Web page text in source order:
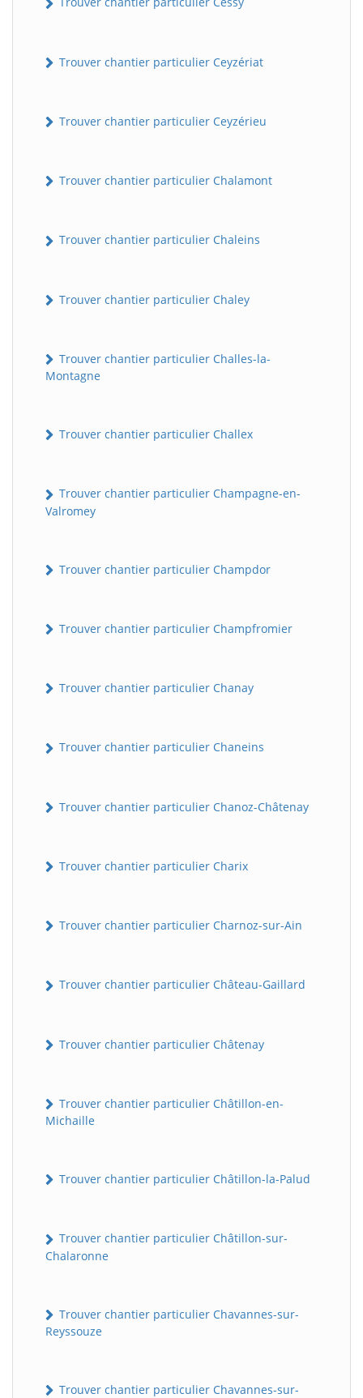
Trouver chantier particulier Ceyzériat
Trouver chantier particulier Ceyzérieu
Trouver chantier particulier Chalamont
Trouver chantier particulier Chaleins
Trouver chantier particulier Chaley
Trouver chantier particulier Challes-la-
Montagne
Trouver chantier particulier Challex
Trouver chantier particulier Champagne-en-
Valromey
Trouver chantier particulier Champdor
Trouver chantier particulier Champfromier
Trouver chantier particulier Chanay
Trouver chantier particulier Chaneins
Trouver chantier particulier Chanoz-Châtenay
Trouver chantier particulier Charix
Trouver chantier particulier Charnoz-sur-Ain
Trouver chantier particulier Château-Gaillard
Trouver chantier particulier Châtenay
Trouver chantier particulier Châtillon-en-
Michaille
Trouver chantier particulier Châtillon-la-Palud
Trouver chantier particulier Châtillon-sur-
Chalaronne
Trouver chantier particulier Chavannes-sur-
Reyssouze
Trouver chantier particulier Chavannes-sur-